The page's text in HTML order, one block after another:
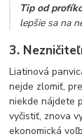
Tip od
lepšie sa na
3.
Liatinová
nejde zlomiť,
niekde nájdete
vyčistiť, znova
ekonomická